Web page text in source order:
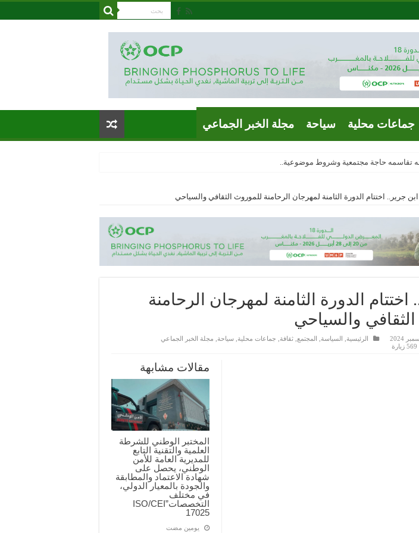
جماعات محلية سياحة مجلة الخبر الجماعي
تقاسمه حاجة مجتمعية وشروط موضوعية..
ابن جرير.. اختتام الدورة الثامنة لمهرجان الرحامنة للموروث الثقافي والسياحي
اختتام الدورة الثامنة لمهرجان الرحامنة
والسياحي
الرئيسية السياسة المجتمع ثقافة جماعات محلية سياحة
مجلة الخبر الجماعي
569 زيارة
مقالات مشابهة
المختبر الوطني للشرطة
العلمية والتقنية التابع
للمديرية العامة للأمن
الوطني، يحصل على
شهادة الاعتماد والمطابقة
والجودة بالمعيار الدولي،
في مختلف
التخصصات”ISO/CEI
17025
‏يومين مضت